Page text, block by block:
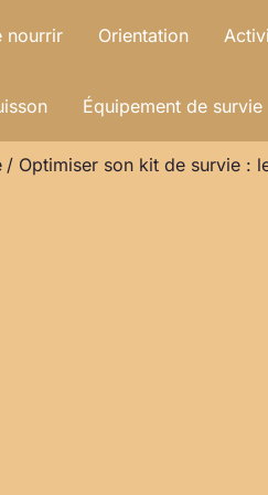
nourrir Orientation
Équipement de survie
Optimiser son kit de survie :